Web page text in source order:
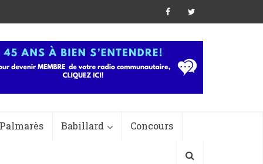
Palmarès Babillard Concours